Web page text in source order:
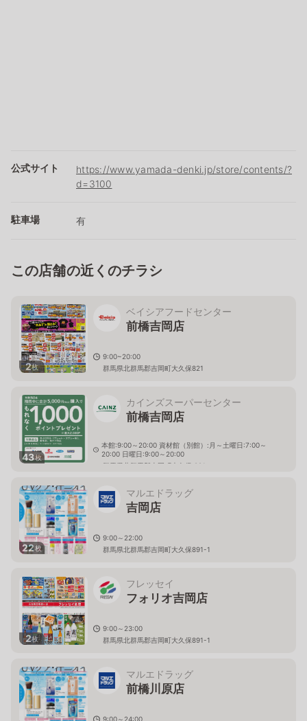
公式サイト
https://www.yamada-denki.jp/store/contents/?
d=3100
駐車場 有
この店舗の近くのチラシ
2枚
ベイシアフードセンター
前橋吉岡店
9:00~20:00
群馬県北群馬郡吉岡町大久保821
43枚
カインズスーパーセンター
前橋吉岡店
本館:9:00～20:00 資材館（別館）:月～土曜日:7:00～
20:00 日曜日:9:00～20:00
群馬県北群馬郡吉岡町大久保 821
22枚
マルエドラッグ
吉岡店
9:00～22:00
群馬県北群馬郡吉岡町大久保891-1
2枚
フレッセイ
フォリオ吉岡店
9:00～23:00
群馬県北群馬郡吉岡町大久保891-1
マルエドラッグ
前橋川原店
9:00～24:00